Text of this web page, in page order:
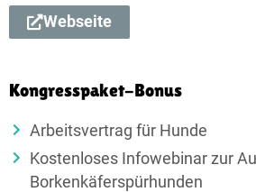
Webseite
Kongresspaket-Bonus
Arbeitsvertrag für Hunde
Kostenloses Infowebinar zur
Borkenkäferspürhunden